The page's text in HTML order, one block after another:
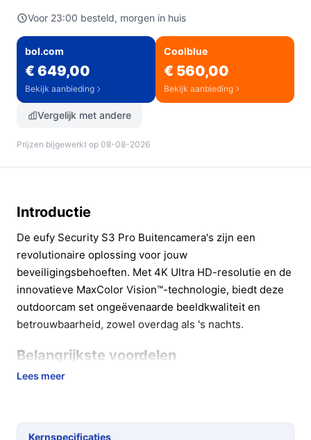
Voor 23:00 besteld, morgen in huis
bol.com
€ 649,00
Bekijk aanbieding
Coolblue
€ 560,00
Bekijk aanbieding
Vergelijk met andere
Prijzen bijgewerkt op 08-08-2026
Introductie
De eufy Security S3 Pro Buitencamera's zijn een
revolutionaire oplossing voor jouw
beveiligingsbehoeften. Met 4K Ultra HD-resolutie en de
innovatieve MaxColor Vision™-technologie, biedt deze
outdoorcam set ongeëvenaarde beeldkwaliteit en
betrouwbaarheid, zowel overdag als 's nachts.
Belangrijkste voordelen
Met de eufy S3 Pro haal je een krachtige
voordelen:
Lees meer
Kernspecificaties